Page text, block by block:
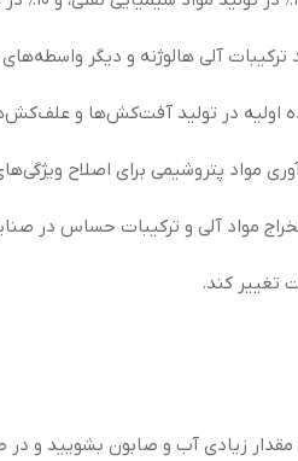
آلی هالوژنه و دیگر
اولیه در تولید آفت‌کش‌ها و
مواد پتروشیمی برای اصلاح
مواد آلی و ترکیبات حساس در
تغییر کند.
زیادی آب و صابون بشویید و